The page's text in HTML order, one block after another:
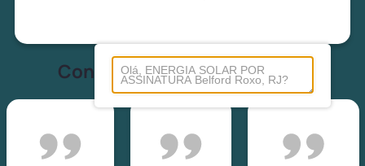
Conheça tudo sobre energia